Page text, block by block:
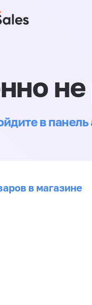
не
в
в магазине